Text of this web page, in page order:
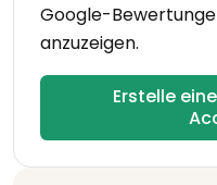
Google-
anzuzeigen.
Erstelle